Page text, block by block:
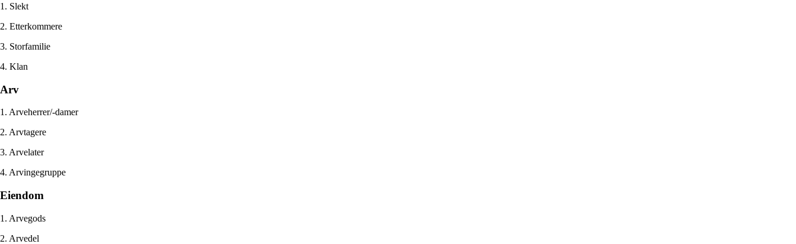
1. Slekt
2. Etterkommere
3. Storfamilie
4. Klan
Arv
1. Arveherrer/-damer
2. Arvtagere
3. Arvelater
4. Arvingegruppe
Eiendom
1. Arvegods
2. Arvedel